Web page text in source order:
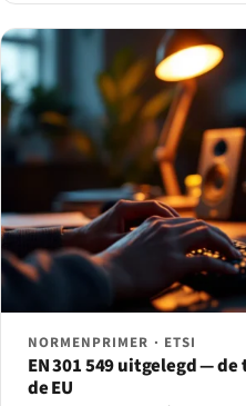
NORMENPRIMER · ETSI
EN 301 549 uitgelegd —
de EU